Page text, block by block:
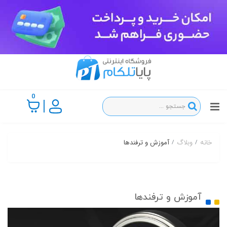
0
خانه وبلاگ آموزش و ترفندها
آموزش و ترفندها